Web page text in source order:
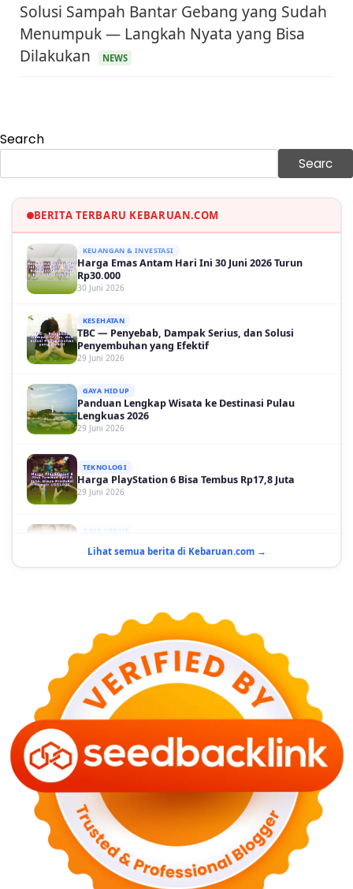
Solusi Sampah Bantar Gebang yang Sudah
Menumpuk — Langkah Nyata yang Bisa
Dilakukan
NEWS
Search
Searc
BERITA TERBARU KEBARUAN.COM
KEUANGAN & INVESTASI
Harga Minyak Dunia Hari Ini Naik, WTI dan Brent
Sama-sama Menguat
30 Juni 2026
Hasil Brasil vs Jepang 2-1: Comeback Dramatis, Gol
Martinelli Menit 90+5
Harga Emas Antam Hari Ini 30 Juni 2026 Turun
Rp30.000
30 Juni 2026
KESEHATAN
Penyembuhan yang Efektif
29 Juni 2026
GAYA HIDUP
Lengkuas 2026
29 Juni 2026
29 Juni 2026
Terduga
NASIONAL
PLN Kalimantan Lakukan Manajemen Beban
Akibat Gangguan PLTGU
29 Juni 2026
KEUANGAN & INVESTASI
Sama-sama Menguat
30 Juni 2026
Sinopsis Film Marauders, Misteri Perampokan
Bank dengan Konspirasi Tersembunyi
30 Juni 2026
OLAH RAGA
Hasil Brasil vs Jepang 2-1: Comeback Dramatis, Gol
Martinelli Menit 90+5
Lihat semua berita di Kebaruan.com →